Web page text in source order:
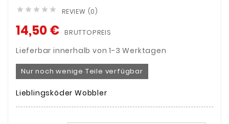
     REVIEW (0)
14,50 € BRUTTOPREIS
Lieferbar innerhalb von 1-3 Werktagen
Nur noch wenige Teile verfügbar
Lieblingsköder Wobbler